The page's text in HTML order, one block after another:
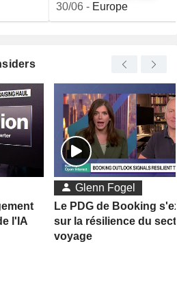
30/06- Europe
l'IA
Glenn Fogel
Le PDG de Booking
sur la résilience du
voyage